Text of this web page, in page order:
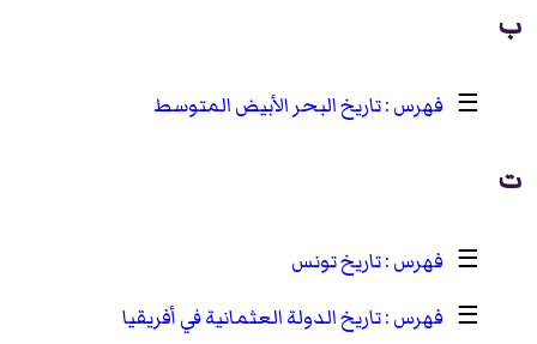
ب
☰ تاريخ البحر الأبيض المتوسط
ت
☰
تاريخ تونس
☰
تاريخ الدولة العثمانية في أفريقيا